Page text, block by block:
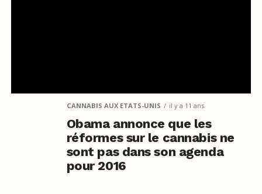
CANNABIS AUX ETATS-UNIS il y a 11 ans
Obama annonce que les
réformes sur le cannabis ne
sont pas dans son agenda
pour 2016